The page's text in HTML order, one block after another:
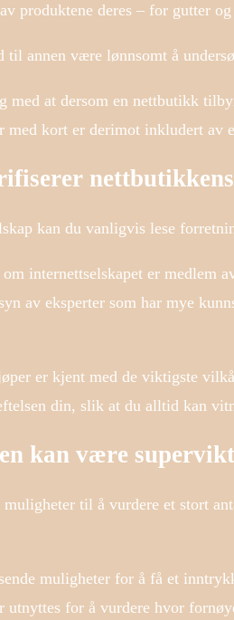
produktene deres – for gutter
annen være lønnsomt å
at dersom en nettbutikk
med kort er derimot inkludert av
kan du vanligvis lese
internettselskapet er medlem
av eksperter som har mye
er kjent med de viktigste
din, slik at du alltid kan
kan være
til å vurdere et stort
muligheter for å få et
utnyttes for å vurdere hvor